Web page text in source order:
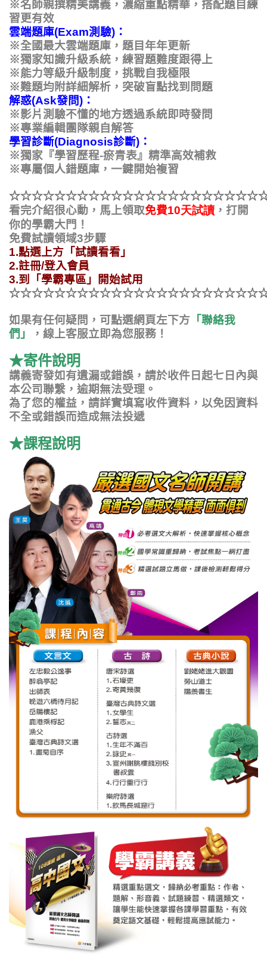
※名師親撰精美講義 ，濃縮重點精華，搭配題目練
習更有效
雲端題庫(Exam測驗)：
※全國最大雲端題庫，題目年年更新
※獨家知識升級系統，練習題難度跟得上
※能力等級升級制度，挑戰自我極限
※難題均附詳細解析，突破盲點找到問題
解惑(As k發問) ：
※影片測驗不懂的地方透過系統即時發問
※專業編輯團隊親自解答
學習診斷(Diagnosis診斷)：
※獨家『學習歷程-瘀青表』精準高效補救
※專屬個人錯題庫，一鍵開始複習
☆☆☆☆☆☆☆☆☆☆☆☆☆☆☆☆☆☆☆☆☆☆
看完介紹很心動，馬上領取免費10天試讀 ，打開
你的學霸大門！
免費試讀領域3步驟
1.點選上方「試讀看看」
2.註冊/登入會員
3.到「學霸專區」開始試用
☆☆☆☆☆☆☆☆☆☆☆☆☆☆☆☆☆☆☆☆☆☆
如果有任何疑問，可點選網頁左下方 「聯絡我
們」
，線上客服立即為您服務！
★寄件說明
講義寄發如有遺漏或錯誤，請於收件日起七日內與
本公司聯繫，逾期無法受理。
為了您的權益，請詳實填寫收件資料，以免因資料
不全或錯誤而造成無法投遞
★課程說明